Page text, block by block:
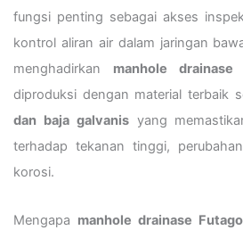
fungsi penting sebagai akses
kontrol aliran air dalam jaringan
menghadirkan manhole drainase
diproduksi dengan material terbaik
dan baja galvanisyang
terhadap tekanan tinggi,
korosi.
Mengapa manhole drainase